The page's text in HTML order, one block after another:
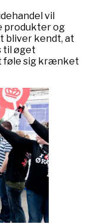
vil
produkter og
bliver kendt, at
til øget
føle sig krænket